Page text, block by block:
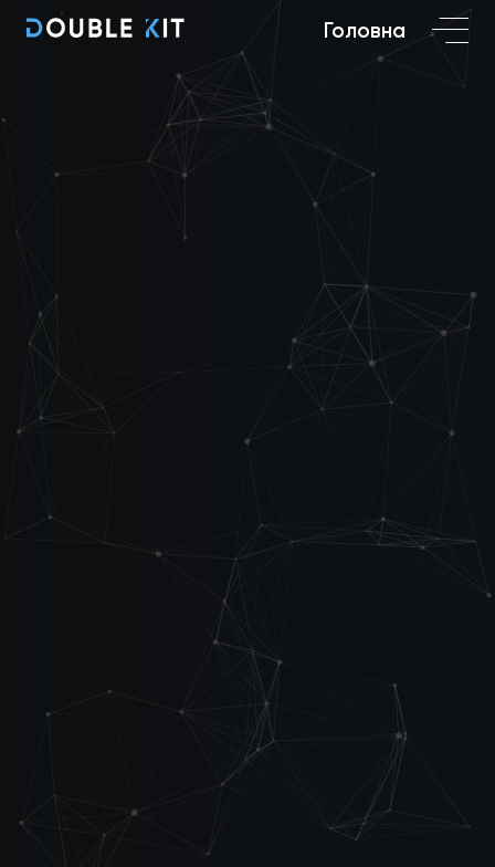
Головна